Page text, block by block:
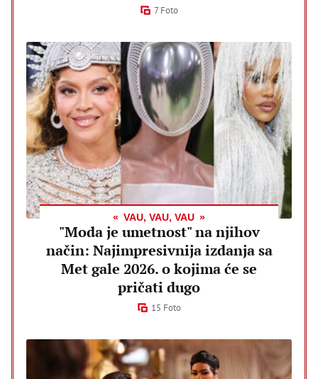
7 Foto
VAU, VAU, VAU
"Moda je umetnost" na njihov
način: Najimpresivnija izdanja sa
Met gale 2026. o kojima će se
pričati dugo
15 Foto